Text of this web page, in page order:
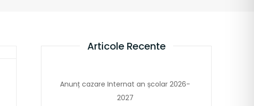
Articole Recente
Anunț cazare Internat an școlar 2026-
2027